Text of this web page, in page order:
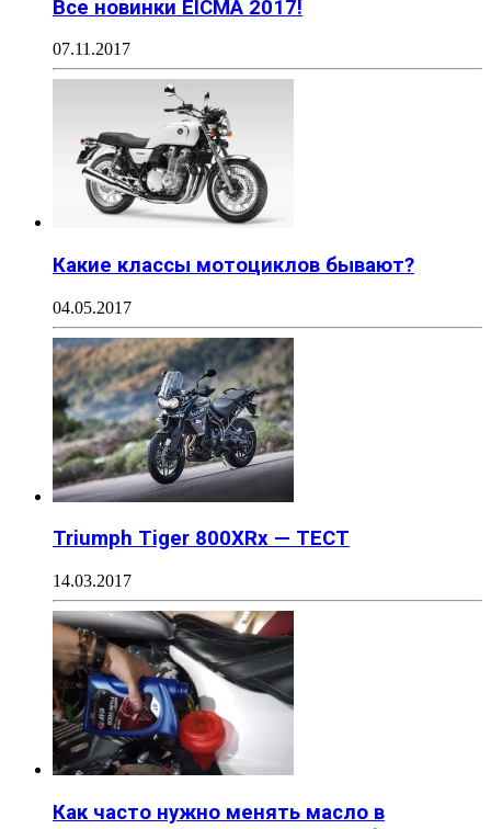
Все новинки EICMA 2017!
07.11.2017
Какие классы мотоциклов бывают?
04.05.2017
Triumph Tiger 800XRx — ТЕСТ
14.03.2017
Как часто нужно менять масло в